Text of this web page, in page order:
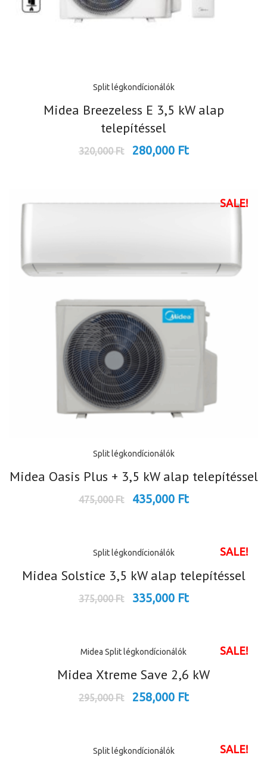
Split légkondícionálók
Midea Breezeless E 3,5 kW alap
telepítéssel
320,000Ft 280,000 Ft
SALE!
Split légkondícionálók
Midea Oasis Plus + 3,5 kW alap telepítéssel
475,000Ft 435,000 Ft
SALE!
Split légkondícionálók
Midea Solstice 3,5 kW alap telepítéssel
375,000Ft 335,000 Ft
SALE!
Midea Split légkondícionálók
Midea Xtreme Save 2,6 kW
295,000Ft 258,000 Ft
SALE!
Split légkondícionálók